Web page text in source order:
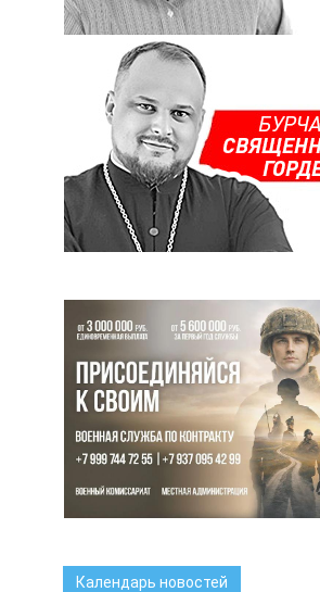
Календарь новостей